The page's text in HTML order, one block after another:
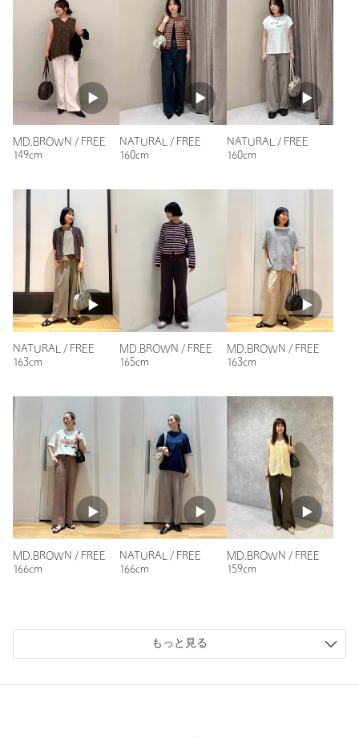
り、実際の色味と異なって見える場合がございます。あらかじめ
ご了承ください。
※商品の色味の目安は、商品単体の画像をご参照ください。
※WEBサイト・一部店舗限定カラー：MOCA
店舗へお問い合わせの際は、全国のgreen label relaxing各店舗ま
で下記の品名/品番をお申し付けください。
注文キャンセル
返品 対象商品 返品等について
対象外商品 裾上げについて
タイプ
カテゴリー バッグ | ショルダーバッグ
サイズ FREE
洗濯表示について
商品番号 3632-1-000007
ニックネーム： きらきら
投稿日： 2026年5月3日
購入カラー：BLACK
肩にかけて使えるところが使いやすいです。
可愛い形ですが、
女性
40代後半
身長： 160cm
7人が参考になったと回答
参考になった
ニックネーム： you
投稿日： 2026年4月25日
購入カラー：BLACK
通勤用に、肩掛けできるけどA4サイズより小さい、でも収納
力のあるカバンを探していました。
こちらはサイズもちょうど良く、さらに中身が見えない(ファ
スナーで全部閉まる)のでありがたいです。
ルトタイプがあるので、テイストも変えられて便利です。良い
鞄に出会えました！
MD.BROWN / FREE
149cm
NATURAL / FREE
160cm
NATURAL / FREE
160cm
NATURAL / FREE
163cm
MD.BROWN / FREE
165cm
MD.BROWN / FREE
163cm
MD.BROWN / FREE
166cm
NATURAL / FREE
166cm
MD.BROWN / FREE
159cm
もっと見る